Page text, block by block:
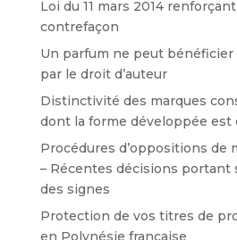
Loi du 11 mars 2014
contrefaçon
Un parfum ne peut
par le droit d’auteur
Distinctivité des marques
dont la forme développée est
Procédures d’oppositions de
– Récentes décisions portant
des signes
Protection de vos titres de
en Polynésie française